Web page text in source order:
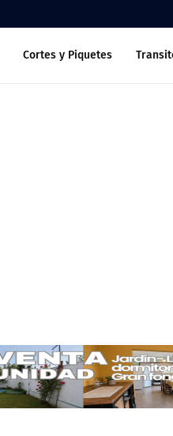
Cortes y Piquetes